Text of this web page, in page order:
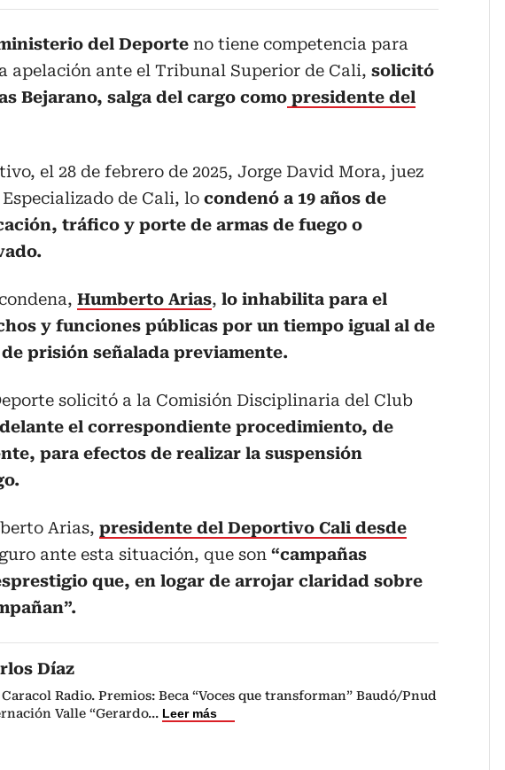
del Deporte no tiene competencia para
apelación ante el Tribunal Superior de Cali, solicitó
Bejarano, salga del cargo como presidente del
el 28 de febrero de 2025, Jorge David Mora, juez
de Cali, lo condenó a 19 años de
tráfico y porte de armas de fuego o
Humberto Arias, lo inhabilita para el
y funciones públicas por un tiempo igual al de
prisión señalada previamente.
solicitó a la Comisión Disciplinaria del Club
el correspondiente procedimiento, de
para efectos de realizar la suspensión
Arias, presidente del Deportivo Cali desde
ante esta situación, que son “campañas
que, en logar de arrojar claridad sobre
Díaz
Radio. Premios: Beca “Voces que transforman” Baudó/Pnud
Valle “Gerardo... Leer más